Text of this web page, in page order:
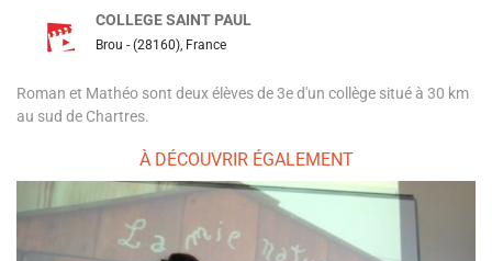
COLLEGE SAINT PAUL
Brou - (28160), France
Roman et Mathéo sont deux élèves de 3e d'un collège situé à 30 km
au sud de Chartres.
À DÉCOUVRIR ÉGALEMENT